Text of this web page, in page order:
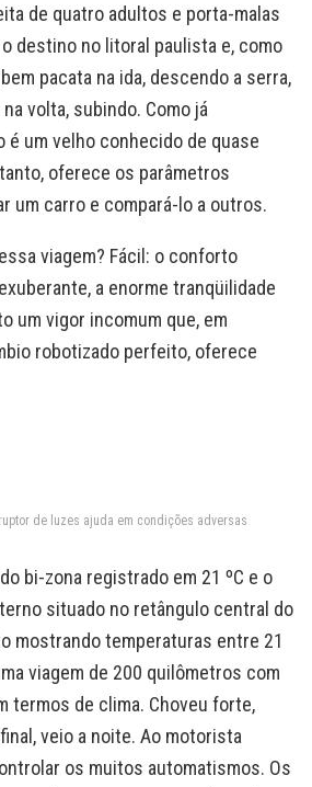
de quatro adultos e porta-malas
destino no litoral paulista e, como
pacata na ida, descendo a serra,
volta, subindo. Como já
é um velho conhecido de quase
oferece os parâmetros
um carro e compará-lo a outros.
viagem? Fácil: o conforto
a enorme tranqüilidade
um vigor incomum que, em
robotizado perfeito, oferece
de luzes ajuda em condições adversas
bi-zona registrado em 21 ºC e o
situado no retângulo central do
mostrando temperaturas entre 21
viagem de 200 quilômetros com
termos de clima. Choveu forte,
veio a noite. Ao motorista
os muitos automatismos. Os